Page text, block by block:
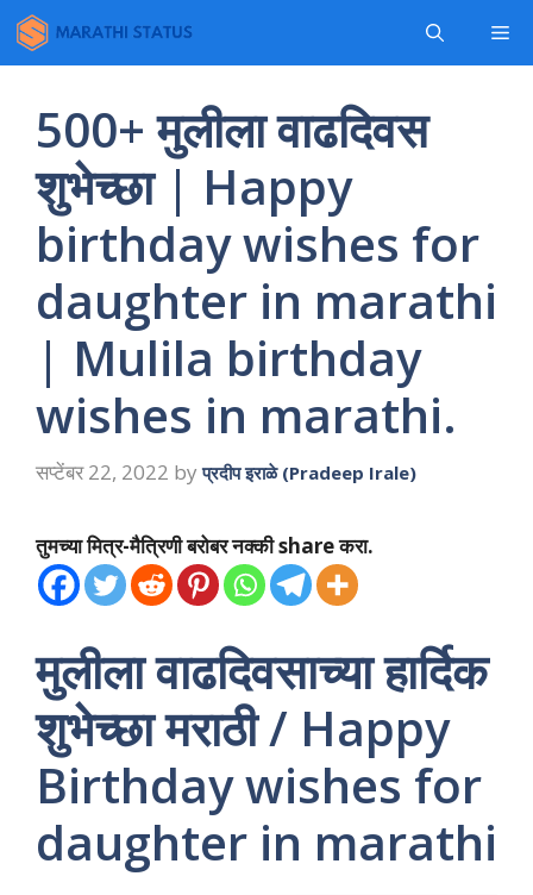
Skip
to
content
500+ मुलीला वाढदिवस
शुभेच्छा | Happy
birthday wishes for
daughter in marathi
| Mulila birthday
wishes in marathi.
सप्टेंबर 22, 2022 byप्रदीप इराळे (Pradeep Irale)
तुमच्या मित्र-मैत्रिणी बरोबर नक्की share करा.
मुलीला वाढदिवसाच्या हार्दिक
शुभेच्छा मराठी / Happy
Birthday wishes for
daughter in marathi